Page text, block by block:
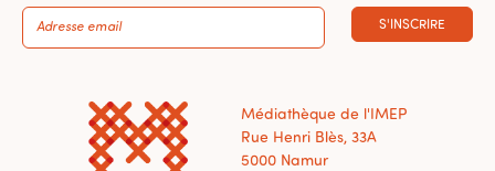
S'INSCRIRE
Médiathèque de l'IMEP
Rue Henri Blès, 33A
5000 Namur